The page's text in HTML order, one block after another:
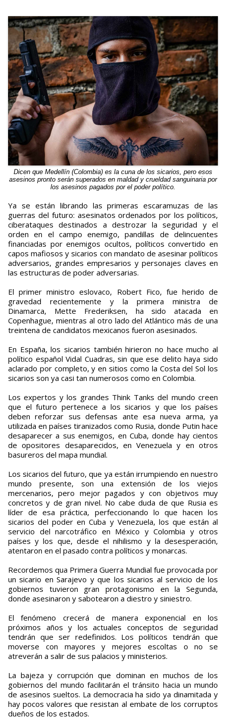
Dicen que Medellín (Colombia) es la cuna de los sicarios, pero esos
asesinos pronto serán superados en maldad y crueldad sanguinaria por
los asesinos pagados por el poder político.
Ya se están librando las primeras escaramuzas de las
guerras del futuro: asesinatos ordenados por los políticos,
ciberataques destinados a destrozar la seguridad y el
orden en el campo enemigo, pandillas de delincuentes
financiadas por enemigos ocultos, políticos convertido en
capos mafiosos y sicarios con mandato de asesinar políticos
adversarios, grandes empresarios y personajes claves en
las estructuras de poder adversarias.
El primer ministro eslovaco, Robert Fico, fue herido de
gravedad recientemente y la primera ministra de
Dinamarca, Mette Frederiksen, ha sido atacada en
Copenhague, mientras al otro lado del Atlántico más de una
treintena de candidatos mexicanos fueron asesinados.
En España, los sicarios también hirieron no hace mucho al
político español Vidal Cuadras, sin que ese delito haya sido
aclarado por completo, y en sitios como la Costa del Sol los
sicarios son ya casi tan numerosos como en Colombia.
Los expertos y los grandes Think Tanks del mundo creen
que el futuro pertenece a los sicarios y que los países
deben reforzar sus defensas ante esa nueva arma, ya
utilizada en países tiranizados como Rusia, donde Putin hace
desaparecer a sus enemigos, en Cuba, donde hay cientos
de opositores desaparecidos, en Venezuela y en otros
basureros del mapa mundial.
Los sicarios del futuro, que ya están irrumpiendo en nuestro
mundo presente, son una extensión de los viejos
mercenarios, pero mejor pagados y con objetivos muy
concretos y de gran nivel. No cabe duda de que Rusia es
líder de esa práctica, perfeccionando lo que hacen los
sicarios del poder en Cuba y Venezuela, los que están al
servicio del narcotráfico en México y Colombia y otros
países y los que, desde el nihilismo y la desesperación,
atentaron en el pasado contra políticos y monarcas.
Recordemos qua Primera Guerra Mundial fue provocada por
un sicario en Sarajevo y que los sicarios al servicio de los
gobiernos tuvieron gran protagonismo en la Segunda,
donde asesinaron y sabotearon a diestro y siniestro.
El fenómeno crecerá de manera exponencial en los
próximos años y los actuales conceptos de seguridad
tendrán que ser redefinidos. Los políticos tendrán que
moverse con mayores y mejores escoltas o no se
atreverán a salir de sus palacios y ministerios.
La bajeza y corrupción que dominan en muchos de los
gobiernos del mundo facilitarán el tránsito hacia un mundo
de asesinos sueltos. La democracia ha sido ya dinamitada y
hay pocos valores que resistan al embate de los corruptos
dueños de los estados.